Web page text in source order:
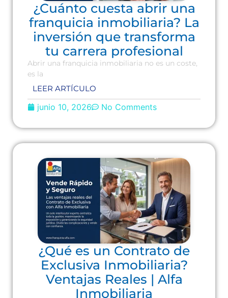
¿Cuánto cuesta abrir una
franquicia inmobiliaria? La
inversión que transforma
tu carrera profesional
Abrir una franquicia inmobiliaria no es un coste,
es la
LEER ARTÍCULO
junio 10, 2026 No Comments
¿Qué es un Contrato de
Exclusiva Inmobiliaria?
Ventajas Reales | Alfa
Inmobiliaria